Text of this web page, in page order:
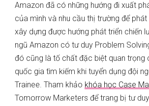
Amazon đã có những hướng đi xuất
của mình và nhu cầu thị trường để
xây dựng được hướng phát triển chiến
ngũ Amazon có tư duy Problem
đó cũng là tố chất đặc biệt quan trọng
quốc gia tìm kiếm khi tuyển dụng đội
Trainee. Tham khảo khóa học Case
Tomorrow Marketers để trang bị tư